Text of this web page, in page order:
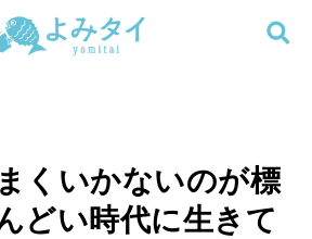
連載
検索する
メニューを閉じる
くいかないのが標
どい時代に生きて